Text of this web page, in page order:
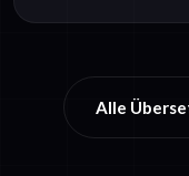
Alle